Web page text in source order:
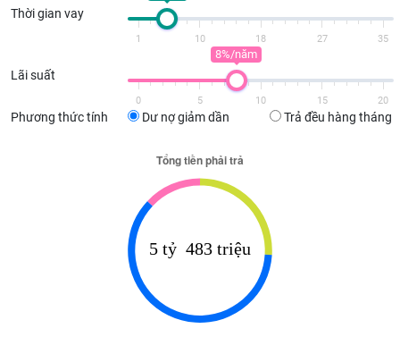
Thời gian vay
1 10 18 27 35
Lãi suất
8%/năm
0 5 10 15 20
Phương thức tính Dư nợ giảm dần Trả đều hàng tháng